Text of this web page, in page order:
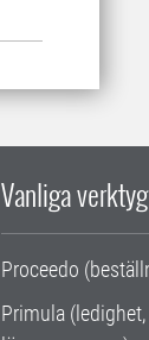
Vanliga verktyg
Proceedo
Primula